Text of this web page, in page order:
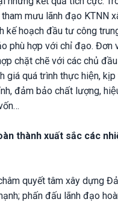
mưu lãnh đạo KTNN
kế hoạch đầu tư công
phù hợp với chỉ đạo. Đơn
chặt chẽ với các chủ
giá quá trình thực hiện,
đảm bảo chất lượng,
thành xuất sắc các
quyết tâm xây dựng
phấn đấu lãnh đạo